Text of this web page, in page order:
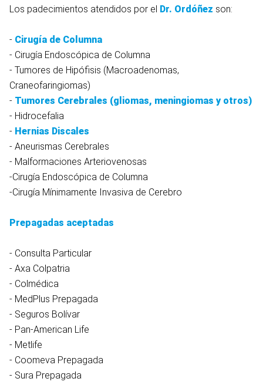
Los padecimientos atendidos por el Dr. Ordóñez son:
- Cirugía de Columna
- Cirugía Endoscópica de Columna
- Tumores de Hipófisis (Macroadenomas,
Craneofaringiomas)
- Tumores Cerebrales (gliomas, meningiomas y otros)
- Hidrocefalia
- Hernias Discales
- Aneurismas Cerebrales
- Malformaciones Arteriovenosas
-Cirugía Endoscópica de Columna
-Cirugía Mínimamente Invasiva de Cerebro
Prepagadas aceptadas
- Consulta Particular
- Axa Colpatria
- Colmédica
- MedPlus Prepagada
- Seguros Bolívar
- Pan-American Life
- Metlife
- Coomeva Prepagada
- Sura Prepagada